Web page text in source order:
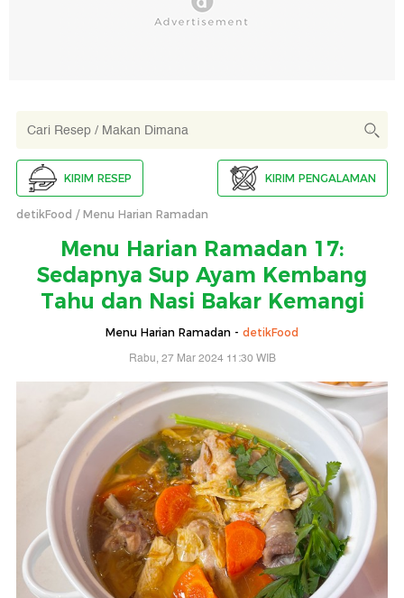
KIRIM RESEP KIRIM PENGALAMAN
detikFood Menu Harian Ramadan
Menu Harian Ramadan 17:
Sedapnya Sup Ayam Kembang
Tahu dan Nasi Bakar Kemangi
Menu Harian Ramadan - detikFood
Rabu, 27 Mar 2024 11:30 WIB